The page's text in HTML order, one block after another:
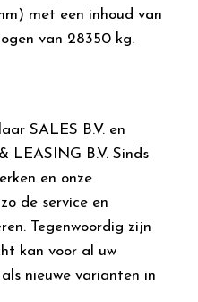
met een inhoud van
van 28350 kg.
SALES B.V. en
LEASING B.V. Sinds
en onze
de service en
Tegenwoordig zijn
kan voor al uw
nieuwe varianten in